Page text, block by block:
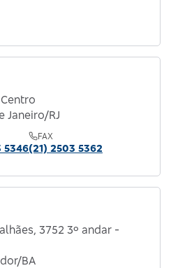
Janeiro/RJ
5346
FAX
(21) 2503 5362
3752 3º andar -
BA